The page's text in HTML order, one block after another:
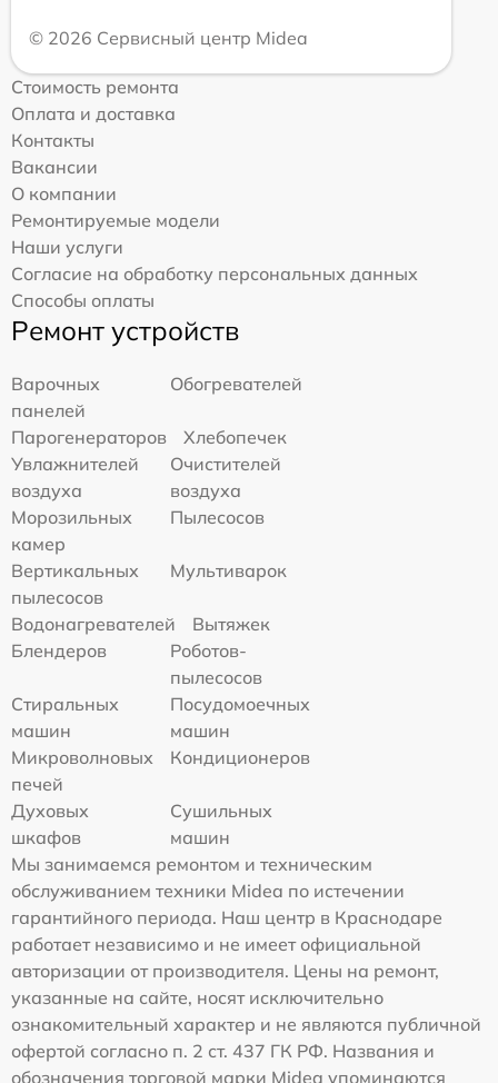
© 2026 Сервисный центр Midea
Стоимость ремонта
Оплата и доставка
Контакты
Вакансии
О компании
Ремонтируемые модели
Наши услуги
Согласие на обработку персональных данных
Способы оплаты
Ремонт устройств
Варочных
панелей
Обогревателей
Парогенераторов
Хлебопечек
Увлажнителей
воздуха
Очистителей
воздуха
Морозильных
камер
Пылесосов
Вертикальных
пылесосов
Мультиварок
Водонагревателей
Вытяжек
Блендеров
Роботов-
пылесосов
Стиральных
машин
Посудомоечных
машин
Микроволновых
печей
Кондиционеров
Духовых
шкафов
Сушильных
машин
Мы занимаемся ремонтом и техническим
обслуживанием техники Midea по истечении
гарантийного периода. Наш центр в Краснодаре
работает независимо и не имеет официальной
авторизации от производителя. Цены на ремонт,
указанные на сайте, носят исключительно
ознакомительный характер и не являются публичной
офертой согласно п. 2 ст. 437 ГК РФ. Названия и
обозначения торговой марки Midea упоминаются